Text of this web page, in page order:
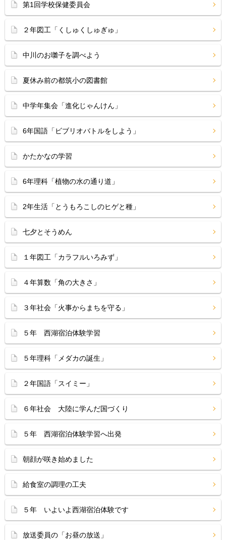
第1回学校保健委員会
２年図工「くしゅくしゅぎゅ」
中川のお囃子を調べよう
夏休み前の都筑小の図書館
中学年集会「進化じゃんけん」
6年国語「ビブリオバトルをしよう」
かたかなの学習
6年理科「植物の水の通り道」
2年生活「とうもろこしのヒゲと種」
七夕とそうめん
１年図工「カラフルいろみず」
４年算数「角の大きさ」
３年社会「火事からまちを守る」
５年 西湖宿泊体験学習
５年理科「メダカの誕生」
２年国語「スイミー」
６年社会 大陸に学んだ国づくり
５年 西湖宿泊体験学習へ出発
朝顔が咲き始めました
給食室の調理の工夫
５年 いよいよ西湖宿泊体験です
放送委員の「お昼の放送」